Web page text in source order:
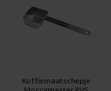
Koffiemaatschepje